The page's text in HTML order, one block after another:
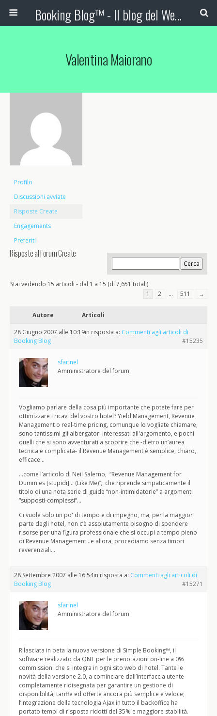
Booking Blog™ - Il blog del Web Marketing Turistico
Valentina Maiorano
Profilo
Discussioni avviate
Risposte Create
Engagements
Preferiti
Risposte al Forum Create
Stai vedendo 15 articoli - dal 1 a 15 (di 7,651 totali)
1
2 … 511 →
Autore Articoli
28 Giugno 2007 alle 10:19in risposta a: Commenti agli articoli di
Booking Blog
#15235
sfarinel
Amministratore del forum
Vogliamo parlare della cosa più importante che potete fare per
ottimizzare i ricavi del vostro hotel? Yield Management, Revenue
Management o real-time pricing, comunque lo vogliate chiamare,
sono tantissimi gli albergatori interessati all'argomento, e pochi
quelli che si sono avventurati a scoprire che -dietro un’aurea
tecnica e complicata- il Revenue Management è semplice, chiaro,
efficace…
…come l’articolo di Neil Salerno, “Revenue Management for
Dummies [stupidi]… (Like Me)”, che riprende simpaticamente il
titolo di una nota serie di guide “non-intimidatorie” a argomenti
“supposti-complessi”…
Ci vuole solo un po' di tempo e di impegno, ma, per la maggior
parte degli hotel, non c’è assolutamente bisogno di spendere
risorse per una figura professionale che si occupi a tempo pieno
di Revenue Management…e allora, procediamo senza timori
reverenziali…
28 Settembre 2007 alle 16:54in risposta a: Commenti agli articoli di
Booking Blog
#15271
sfarinel
Amministratore del forum
Rilasciata in beta la nuova versione di Simple Booking™, il
software realizzato da QNT per le prenotazioni on-line a 0%
commissioni che si integra in ogni sito web di hotel. Tante le
novità della versione 2.0, a cominciare dall’interfaccia utente
completamente ridisegnata per garantire un gestione di
disponibilità, tariffe ed offerte ancora più semplice e veloce;
l’integrazione della tecnologia Ajax in tutto il backoffice ha
portato tempi di risposta ridotti del 35% e maggiore stabilità.